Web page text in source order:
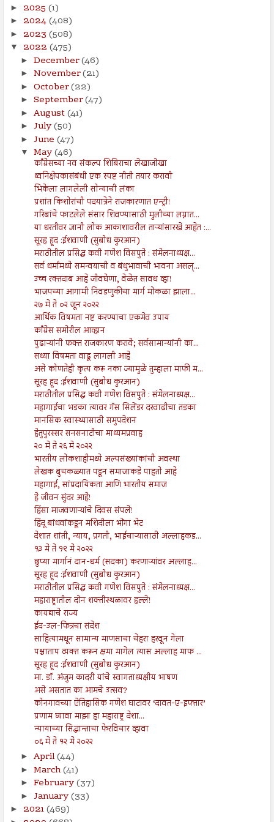
► 2025 (1)
► 2024(408)
► 2023 (508)
▼ 2022 (475)
► December(46)
► November(21)
► October(22)
► September(47)
► August(41)
► July(50)
► June (47)
▼ May(46)
काँग्रेसच्या नव संकल्प शिबिराचा लेखाजोखा
ध्वनिक्षेपकासंबंधी एक स्पष्ट नीती तयार करावी
भिकेला लागलेली सोन्याची लंका
प्रशांत किशोरांची पदयात्रेने राजकारणात एन्ट्री!
गरिबांचे फाटलेले संसार शिवण्यासाठी मुलीच्या लग्नात...
या धरतीवर ज्ञानी लोक आकाशावरील ताऱ्यांसारखे आहेत :...
सूरह हूद :ईशवाणी (सुबोध कुरआन)
मराठीतील प्रसिद्ध कवी गणेश विसपुते : संमेलनाध्यक्ष...
सर्व धर्मांमध्ये समन्वयाची व बंधुभावाची भावना असल्...
उच्च रक्तदाब आहे जीवघेणा, वेळेत सावध व्हा!
भाजपच्या आगामी निवडणुकीचा मार्ग मोकळा झाला...
२७ मे ते ०२ जून २०२२
आर्थिक विषमता नष्ट करण्याचा एकमेव उपाय
काँग्रेस समोरील आव्हान
पुढाऱ्यांनी फक्त राजकारण करावे; सर्वसामान्यांनी का...
सध्या विषमता वाढू लागली आहे
असे कोणतेही कृत्य करू नका ज्यामुळे तुम्हाला माफी म...
सूरह हूद :ईशवाणी (सुबोध कुरआन)
मराठीतील प्रसिद्ध कवी गणेश विसपुते : संमेलनाध्यक्ष...
महागाईचा भडका त्यावर गॅस सिलेंडर दरवाढीचा तडका
मानसिक स्वास्थ्यासाठी समुपदेशन
हेतुपुरस्सर सनसनाटीचा माध्यमप्रवाह
२० मे ते २६ मे २०२२
भारतीय लोकशाहीमध्ये अल्पसंख्यांकांची अवस्था
लेखक बुचकळ्यात पडून समाजाकडे पाहतो आहे
महागाई, सांप्रदायिकता आणि भारतीय समाज
हे जीवन सुंदर आहे!
हिंसा माजवणाऱ्यांचे दिवस संपले!
हिंदू बांधवांकडून मशिदीला भोंगा भेट
देशात शांती, न्याय, प्रगती, भाईचाऱ्यासाठी अल्लाहकड...
१३ मे ते १९ मे २०२२
छुप्या मार्गानं दान-धर्म (सदका) करणाऱ्यांवर अल्लाह...
सूरह हूद :ईशवाणी (सुबोध कुरआन)
मराठीतील प्रसिद्ध कवी गणेश विसपुते : संमेलनाध्यक्ष...
महाराष्ट्रातील दोन शक्तीस्थळावर हल्ले!
कायद्याचे राज्य
ईद-उल-फित्रचा संदेश
साहित्यामधून सामान्य माणसाचा चेहरा हरवून गेला
पश्चाताप व्यक्त करून क्षमा मागेल त्यास अल्लाह माफ ...
सूरह हूद :ईशवाणी (सुबोध कुरआन)
मा. डॉ. अंजुम कादरी यांचे स्वागताध्यक्षीय भाषण
असे असतात का आमचे उत्सव?
कोनगावच्या ऐतिहासिक गणेश घाटावर ‘दावत-ए-इफ्तार’
प्रणाम घ्यावा माझा हा महाराष्ट्र देशा...
न्यायाच्या सिद्धान्ताचा फेरविचार व्हावा
०६ मे ते १२ मे २०२२
► April(44)
► March(41)
► February(37)
► January(33)
► 2021(469)